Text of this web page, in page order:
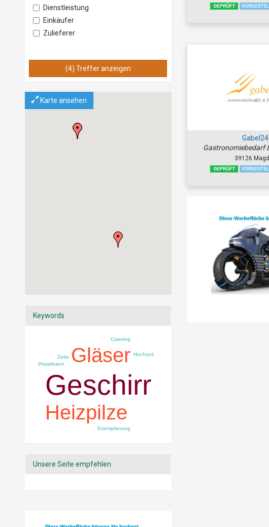
Gastronomiebedarf
39126
Dienstleistung
Einkäufer
Zulieferer
Vertrieb
Service & Wartung
Exporteur
Einzelhandel
Grosshandel
(4) Treffer anzeigen
Karte ansehen
Keywords
Geschirr
Gläser
Heizpilze
Eventplanung
Zelte
Hochzeit
Privatfeiern
Catering
Unsere Seite empfehlen